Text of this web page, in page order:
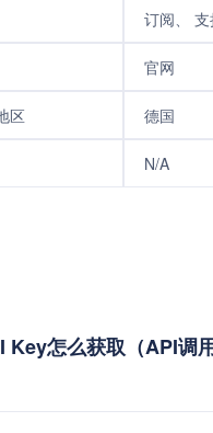
订阅、
官网
区 德国
N/A
怎么获取（API调